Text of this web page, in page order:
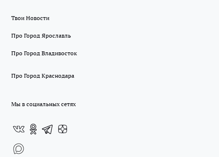
Твои Новости
Про Город Ярославль
Про Город Владивосток
Про Город Краснодара
Мы в социальных сетях